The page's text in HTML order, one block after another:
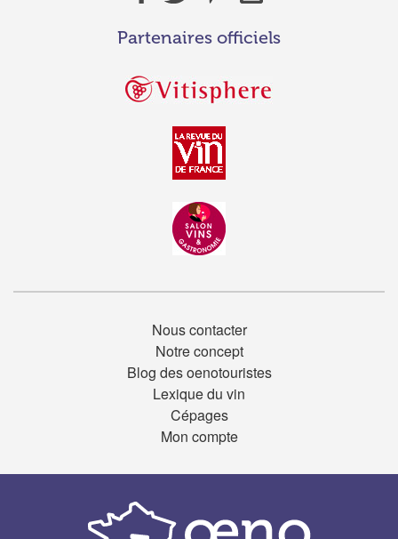
Partenaires officiels
Nous contacter
Notre concept
Blog des oenotouristes
Lexique du vin
Cépages
Mon compte